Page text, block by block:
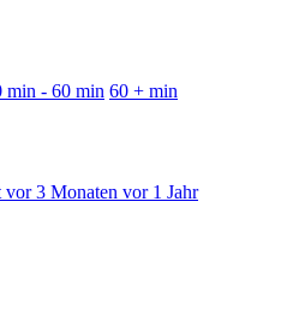
min - 60 min 60 + min
vor 3 Monaten vor 1 Jahr